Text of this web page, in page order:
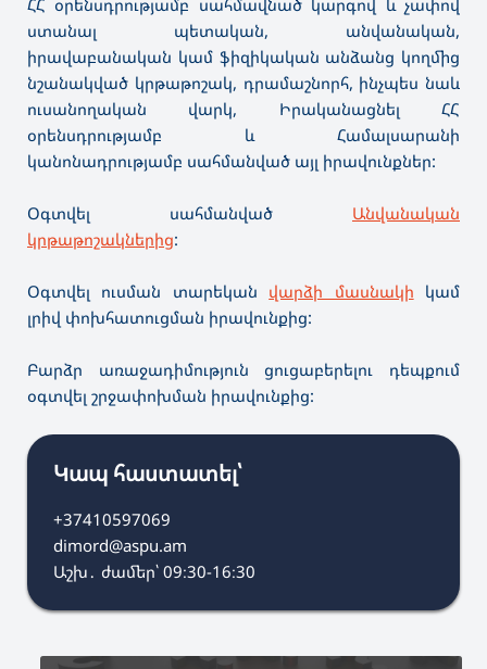
ստանալ պետական, անվանական,
իրավաբանական կամ ֆիզիկական անձանց կողմից
նշանակված կրթաթոշակ, դրամաշնորհ, ինչպես նաև
ուսանողական վարկ, Իրականացնել ՀՀ
օրենսդրությամբ և Համալսարանի
կանոնադրությամբ սահմանված այլ իրավունքներ:
Օգտվել սահմանված Անվանական
կրթաթոշակներից:
Օգտվել ուսման տարեկան վարձի մասնակի կամ
լրիվ փոխհատուցման իրավունքից:
Բարձր առաջադիմություն ցուցաբերելու դեպքում
օգտվել շրջափոխման իրավունքից:
Կապ հաստատել՝
+37410597069
dimord@aspu.am
Աշխ․ ժամեր՝ 09։30-16։30